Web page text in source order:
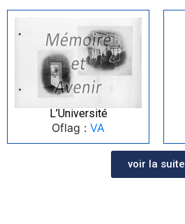
L’Université
Oflag : VA
voir la suite